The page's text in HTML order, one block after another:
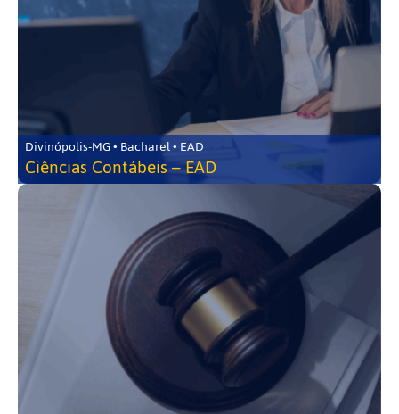
Divinópolis-MG • Bacharel • EAD
Ciências Contábeis – EAD